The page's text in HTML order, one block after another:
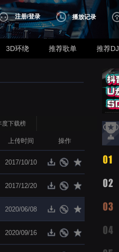
注册/登录 播放记录
3D环绕 推荐歌单 推荐DJ
度下载榜
上传时间 操作
2017/10/10
2017/12/20
2020/06/08
2020/09/16